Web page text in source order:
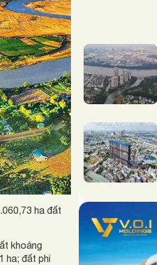
ha đất
khoảng
ha; đất phi